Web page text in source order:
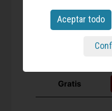
Seguir protagonizan
que incluye también
del deporte femenino,
han convertido en
Gratis
Aceptar todo